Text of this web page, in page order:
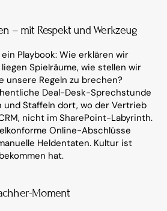
– mit Respekt und Werkzeug
Playbook: Wie erklären wir
Spielräume, wie stellen wir
unsere Regeln zu brechen?
Deal-Desk-Sprechstunde
und Staffeln dort, wo der Vertrieb
nicht im SharePoint-Labyrinth.
Online-Abschlüsse
Heldentaten. Kultur ist
hat.
Moment